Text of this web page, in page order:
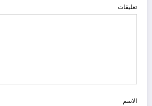
تعليقات
الاسم